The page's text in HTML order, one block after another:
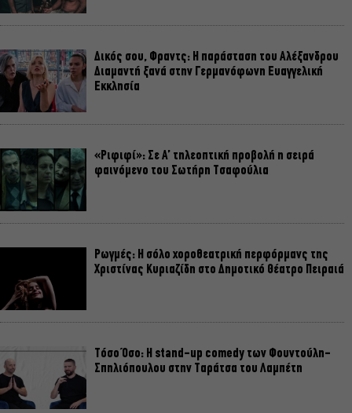
Δικός σου, Φραντς: Η παράσταση του Αλέξανδρου
Διαμαντή ξανά στην Γερμανόφωνη Ευαγγελική
Εκκλησία
«Ριφιφί»: Σε Α’ τηλεοπτική προβολή η σειρά
φαινόμενο του Σωτήρη Τσαφούλια
Ρωγμές: Η σόλο χοροθεατρική περφόρμανς της
Χριστίνας Κυριαζίδη στο Δημοτικό Θέατρο Πειραιά
Τόσο Όσο: Η stand-up comedy των Φουντούλη-
Σπηλιόπουλου στην Ταράτσα του Λαμπέτη